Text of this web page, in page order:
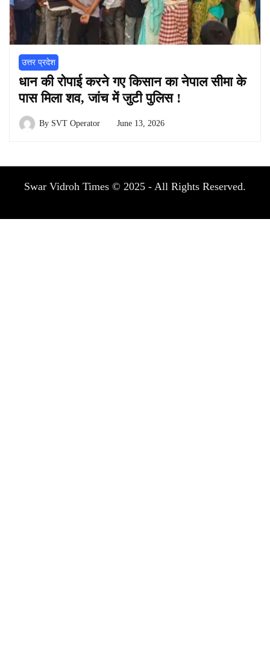
उत्तर प्रदेश
धान की रोपाई करने गए किसान का नेपाल सीमा के
पास मिला शव, जांच में जुटी पुलिस !
By SVT Operator June 13, 2026
Swar Vidroh Times © 2025 - All Rights Reserved.